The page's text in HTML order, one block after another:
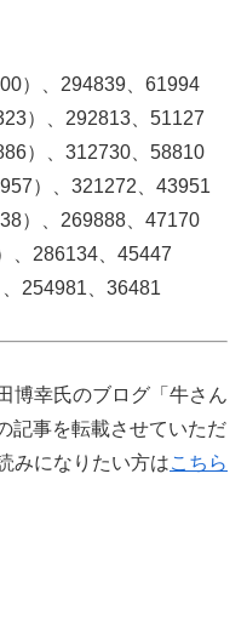
）、294839、61994
）、292813、51127
）、312730、58810
）、321272、43951
）、269888、47170
、286134、45447
254981、36481
博幸氏のブログ「牛さん
記事を転載させていただ
みになりたい方はこちら